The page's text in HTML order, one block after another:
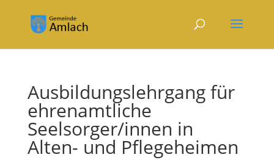
Ausbildungslehrgang für
ehrenamtliche
Seelsorger/innen in
Alten- und Pflegeheimen